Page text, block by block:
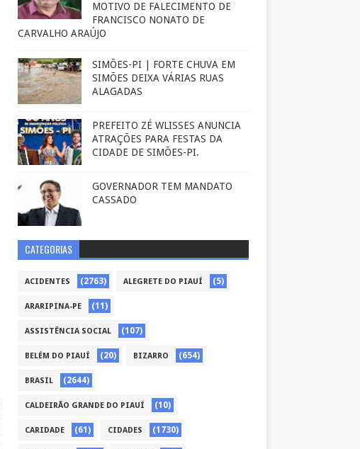
MOTIVO DE FALECIMENTO DE
FRANCISCO NONATO DE
CARVALHO ARAÚJO
SIMÕES-PI | FORTE CHUVA EM
SIMÕES DEIXA VÁRIAS RUAS
ALAGADAS
PREFEITO ZÉ WLISSES ANUNCIA
ATRAÇÕES PARA FESTAS DA
CIDADE DE SIMÕES-PI.
GOVERNADOR TEM MANDATO
CASSADO
CATEGORIAS
ACIDENTES (2763) ALEGRETE DO PIAUÍ (5)
ARARIPINA-PE (11)
ASSISTÊNCIA SOCIAL (107)
BELÉM DO PIAUÍ (20) BIZARRO (654)
BRASIL (2644)
CALDEIRÃO GRANDE DO PIAUÍ (10)
CARIDADE (61) CIDADES (1730)